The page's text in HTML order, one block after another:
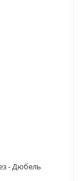
- Дюбель